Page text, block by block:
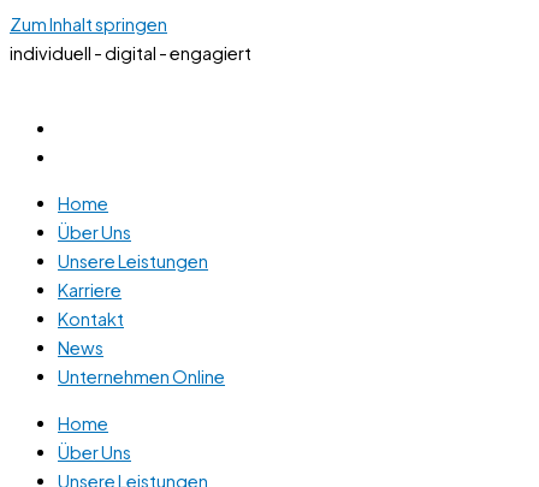
Zum Inhalt springen
individuell - digital - engagiert
Home
Über Uns
Unsere Leistungen
Karriere
Kontakt
News
Unternehmen Online
Home
Über Uns
Unsere Leistungen